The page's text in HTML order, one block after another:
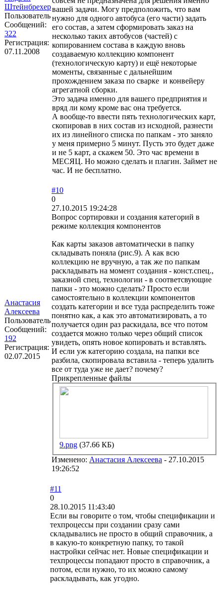
Штейнбрехер
Пользователь
Сообщений:
322
Регистрация:
07.11.2008
вашей задачи. Могу предположить, что вам
нужно для одного автобуса (его части) задать
его состав, а затем сформировать заказ на
несколько таких автобусов (частей) с
копированием состава в каждую вновь
создаваемую коллекцию компонент
(технологическую карту) и ещё некоторые
моменты, связанные с дальнейшим
прохождением заказа по сварке и конвейеру
агрегатной сборки.
Это задача именно для вашего предприятия и
вряд ли кому кроме вас она требуется.
А вообще-то ввести пять технологических карт,
скопировав в них состав из исходной, разнести
их из линейного списка по папкам - это заняло
у меня примерно 5 минут. Пусть это будет даже
и не 5 карт, а скажем 50. Это час времени в
МЕСЯЦ. Но можно сделать и плагин. Займет не
час. И не бесплатно.
Анастасия
Алексеева
Пользователь
Сообщений:
192
Регистрация:
02.07.2015
#10
0
27.10.2015 19:24:28
Вопрос сортировки и создания категорий в
режиме коллекция компонентов
Как карты заказов автоматически в папку
складывать поняла (рис.9). А как всю
коллекцию не вручную, а так же по папкам
раскладывать на момент создания - конст.спец.,
заказной спец, технологии - в соответсвующие
папки - это можно сделать? Просто если
самостоятельно в коллекции компонентов
создать категории и все туда распределить тоже
понятно как, а как это автоматизировать, а то
получается один раз раскидала, все что потом
создается можно только через общий список
увидеть, опять новое копировать и вставлять.
И если уж категорию создала, на папки все
разбила, скопировала вставила - теперь удалить
все от туда уже не дает? почему?
Прикрепленные файлы
9.png (37.66 КБ)
Изменено: Анастасия Алексеева - 27.10.2015
19:26:52
#11
0
28.10.2015 11:43:40
Если вы говорите о том, чтобы спецификации и
техпроцессы при создании сразу сами
складывались не просто в общий справочник, а
в какую-то конкретную папку, то такой
настройки сейчас нет. Новые спецификации и
техпроцессы попадают просто в справочник, а
потом, если нужно, то их можно самому
раскладывать, как угодно.